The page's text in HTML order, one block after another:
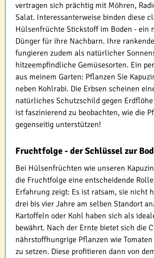
vertragen sich prächtig mit Möhren,
Salat. Interessanterweise binden diese
Hülsenfrüchte Stickstoff im Boden - ein
Dünger für ihre Nachbarn. Ihre
fungieren zudem als natürlicher
hitzeempfindliche Gemüsesorten. Ein
aus meinem Garten: Pflanzen Sie
neben Kohlrabi. Die Erbsen scheinen
natürliches Schutzschild gegen
ist faszinierend zu beobachten, wie die
gegenseitig unterstützen!
Fruchtfolge - der Schlüssel zur
Bei Hülsenfrüchten wie unseren
die Fruchtfolge eine entscheidende
Erfahrung zeigt: Es ist ratsam, sie nicht
drei bis vier Jahre am selben Standort
Kartoffeln oder Kohl haben sich als
bewährt. Nach der Ernte bietet sich die
nährstoffhungrige Pflanzen wie
zu setzen. Diese profitieren dann von